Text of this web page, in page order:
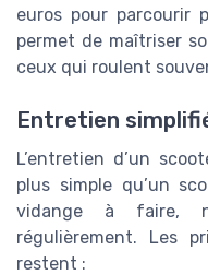
euros pour parcourir
permet de maîtriser
ceux qui roulent
Entretien
L’entretien d’un
plus simple qu’un
vidange à faire,
régulièrement. Les
restent :